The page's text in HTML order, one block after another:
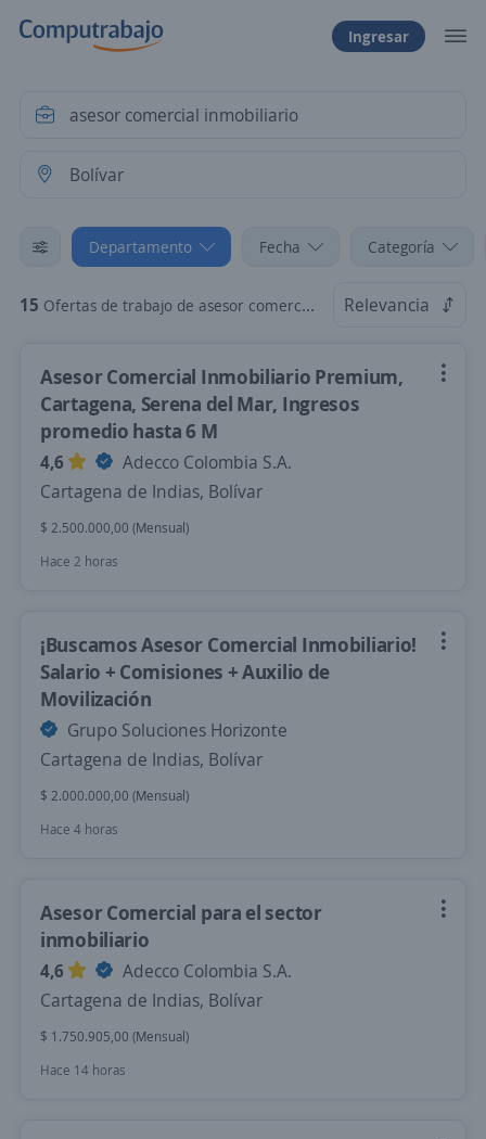
Ingresar
Departamento Fecha Categoría
15 Ofertas de trabajo de asesor comercial inmobiliario en Bolívar Relevancia
Asesor Comercial Inmobiliario Premium,
Cartagena, Serena del Mar, Ingresos
promedio hasta 6 M
4,6
Adecco Colombia S.A.
Cartagena de Indias, Bolívar
$ 2.500.000,00 (Mensual)
Hace 2 horas
¡Buscamos Asesor Comercial Inmobiliario!
Salario + Comisiones + Auxilio de
Movilización
Grupo Soluciones Horizonte
Cartagena de Indias, Bolívar
$ 2.000.000,00 (Mensual)
Hace 4 horas
Asesor Comercial para el sector
inmobiliario
4,6
Adecco Colombia S.A.
Cartagena de Indias, Bolívar
$ 1.750.905,00 (Mensual)
Hace 14 horas